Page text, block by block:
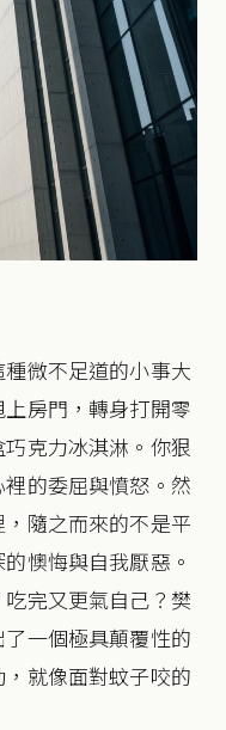
微不足道的小事大
房門，轉身打開零
克力冰淇淋。你狠
的委屈與憤怒。然
隨之而來的不是平
懊悔與自我厭惡。
完又更氣自己？樊
一個極具顛覆性的
就像面對蚊子咬的